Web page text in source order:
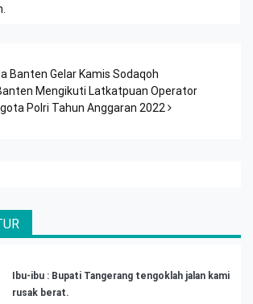
Banten Gelar Kamis Sodaqoh
Mengikuti Latkatpuan Operator
Polri Tahun Anggaran 2022
Ibu-ibu : Bupati Tangerang tengoklah jalan kami
rusak berat.